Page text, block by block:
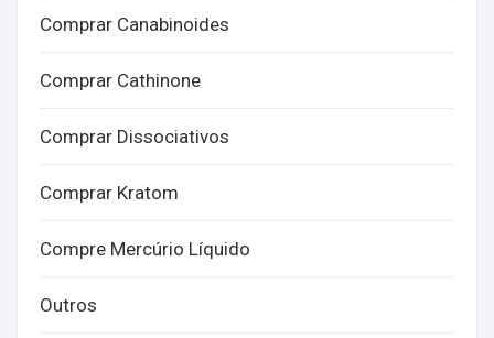
Comprar Canabinoides
Comprar Cathinone
Comprar Dissociativos
Comprar Kratom
Compre Mercúrio Líquido
Outros